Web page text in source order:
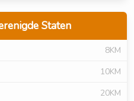
Staten
8KM
10KM
20KM